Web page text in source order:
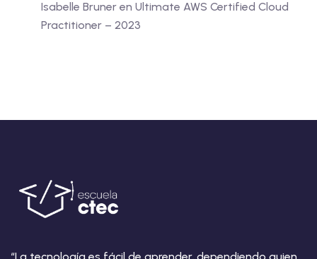
Isabelle Bruner en Ultimate AWS Certified Cloud
Practitioner – 2023